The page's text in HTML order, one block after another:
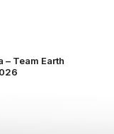
– Team Earth